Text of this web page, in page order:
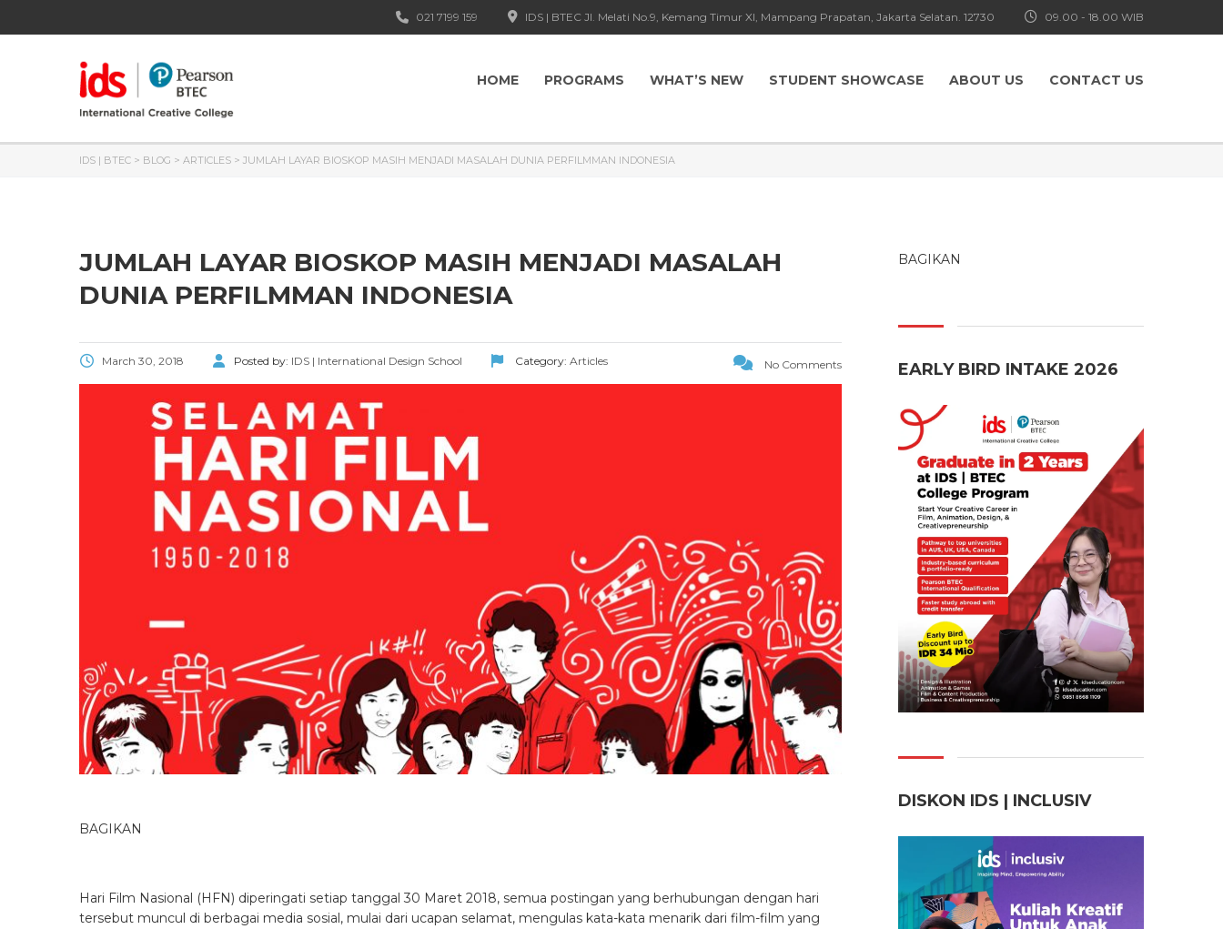
09.00 - 18.00 WIB
IDS | BTEC Jl. Melati No.9, Kemang Timur XI, Mampang Prapatan, Jakarta Selatan. 12730
021 7199 159
HOME PROGRAMS WHAT’S NEW STUDENT SHOWCASE ABOUT US CONTACT US
IDS | BTEC > BLOG > ARTICLES > JUMLAH LAYAR BIOSKOP MASIH MENJADI MASALAH DUNIA PERFILMMAN INDONESIA
JUMLAH LAYAR BIOSKOP MASIH MENJADI MASALAH
DUNIA PERFILMMAN INDONESIA
March 30, 2018 Posted by: IDS | International Design School Category: Articles No Comments
BAGIKAN
Hari Film Nasional (HFN) diperingati setiap tanggal 30 Maret 2018, semua postingan yang berhubungan dengan hari
tersebut muncul di berbagai media sosial, mulai dari ucapan selamat, mengulas kata-kata menarik dari film-film yang
BAGIKAN
EARLY BIRD INTAKE 2026
DISKON IDS | INCLUSIV